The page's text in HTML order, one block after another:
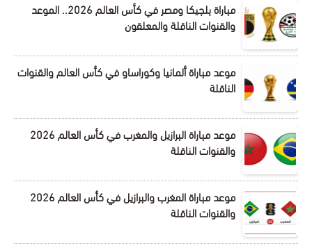
مباراة بلجيكا ومصر في كأس العالم 2026.. الموعد
والقنوات الناقلة والمعلقون
موعد مباراة ألمانيا وكوراساو في كأس العالم والقنوات
الناقلة
موعد مباراة البرازيل والمغرب في كأس العالم 2026
والقنوات الناقلة
موعد مباراة المغرب والبرازيل في كأس العالم 2026
والقنوات الناقلة